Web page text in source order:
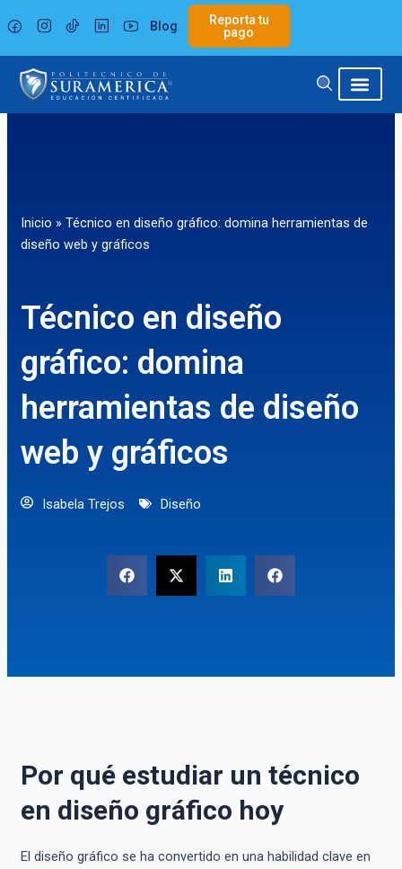
al
contenido
Blog
Reporta tu
pago
Inicio » Técnico en diseño gráfico: domina herramientas de
diseño web y gráficos
Técnico en diseño
gráfico: domina
herramientas de diseño
web y gráficos
Isabela Trejos Diseño
Por qué estudiar un técnico
en diseño gráfico hoy
El diseño gráfico se ha convertido en una habilidad clave en